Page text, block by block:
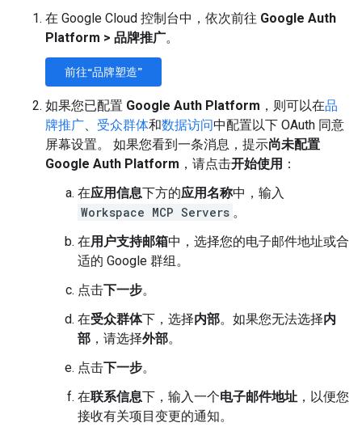
在 Google Cloud 控制台中，依次前往 Google Auth
Platform > 品牌推广。
前往“品牌塑造”
如果您已配置 Google Auth Platform ，则可以在品
牌推广、 受众群体和数据访问中配置以下 OAuth 同意
屏幕设置。 如果您看到一条消息，提示尚未配置
Google Auth Platform ，请点击开始使用 ：
在应用信息下方的应用名称中，输入
Workspace MCP Servers 。
在用户支持邮箱中，选择您的电子邮件地址或合
适的 Google 群组。
点击下一步。
在受众群体下，选择内部。如果您无法选择内
部 ，请选择外部。
点击下一步。
在联系信息下，输入一个电子邮件地址 ，以便您
接收有关项目变更的通知。